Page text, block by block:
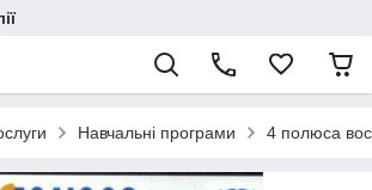
Навчальні програми 4 полюса